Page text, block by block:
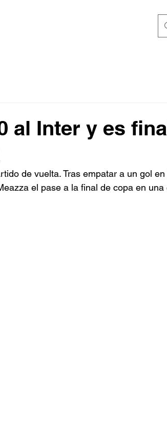
al Inter y es
de vuelta. Tras empatar a un gol
el pase a la final de copa en una